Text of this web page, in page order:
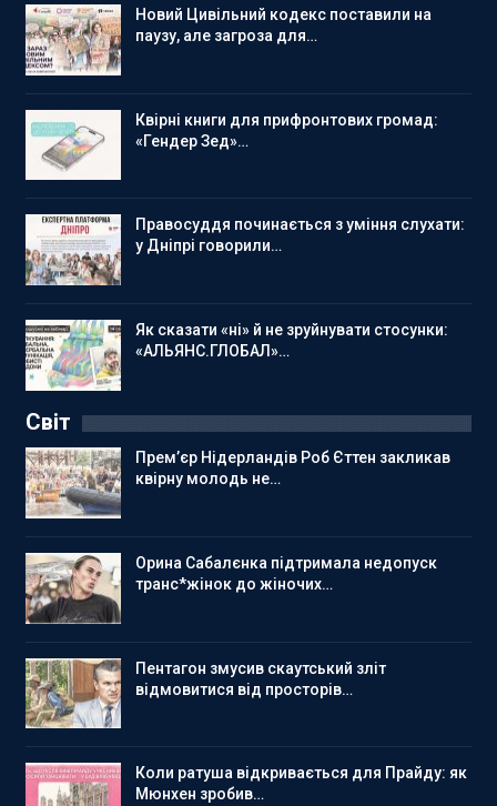
Новий Цивільний кодекс поставили на
паузу, але загроза для…
Квірні книги для прифронтових громад:
«Гендер Зед»…
Правосуддя починається з уміння слухати:
у Дніпрі говорили…
Як сказати «ні» й не зруйнувати стосунки:
«АЛЬЯНС.ГЛОБАЛ»…
Світ
Прем’єр Нідерландів Роб Єттен закликав
квірну молодь не…
Орина Сабалєнка підтримала недопуск
транс*жінок до жіночих…
Пентагон змусив скаутський зліт
відмовитися від просторів…
Коли ратуша відкривається для Прайду: як
Мюнхен зробив…